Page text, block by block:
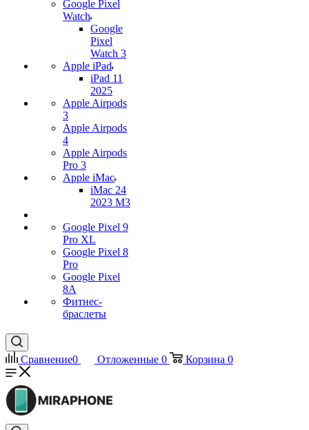
Google Pixel
Watch
Google
Pixel
Watch 3
Apple iPad
iPad 11
2025
Apple Airpods
3
Apple Airpods
4
Apple Airpods
Pro 3
Apple iMac
iMac 24
2023 M3
Google Pixel 9
Pro XL
Google Pixel 8
Pro
Google Pixel
8A
Фитнес-
браслеты
Сравнение0 Отложенные 0 Корзина 0